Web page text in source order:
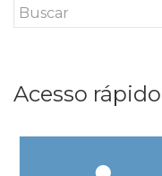
Acesso rápido